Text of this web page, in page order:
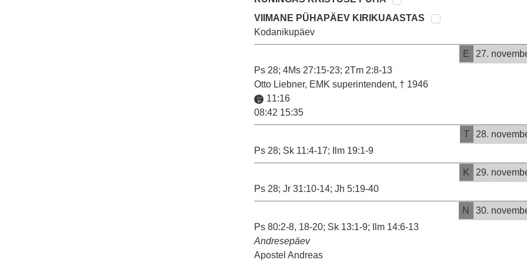
VIIMANE PÜHAPÄEV KIRIKUAASTAS
Kodanikupäev
E
27.
Ps 28; 4Ms 27:15-23; 2Tm 2:8-13
Otto Liebner, EMK superintendent, † 1946
11:16
08:42 15:35
T
28.
Ps 28; Sk 11:4-17; Ilm 19:1-9
K
29.
Ps 28; Jr 31:10-14; Jh 5:19-40
N
30.
Ps 80:2-8, 18-20; Sk 13:1-9; Ilm 14:6-13
Andresepäev
Apostel Andreas